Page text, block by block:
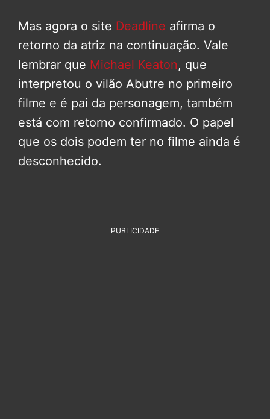
Mas agora o site Deadline afirma o
retorno da atriz na continuação. Vale
lembrar que Michael Keaton, que
interpretou o vilão Abutre no primeiro
filme e é pai da personagem, também
está com retorno confirmado. O papel
que os dois podem ter no filme ainda é
desconhecido.
PUBLICIDADE